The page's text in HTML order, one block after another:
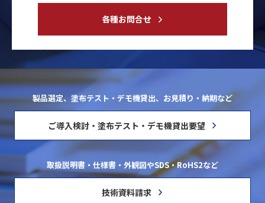
各種お問合せ
製品選定、塗布テスト・デモ機貸出、お見積り・納期など
ご導入検討・塗布テスト・デモ機貸出要望
取扱説明書・仕様書・外観図やSDS・RoHS2など
技術資料請求